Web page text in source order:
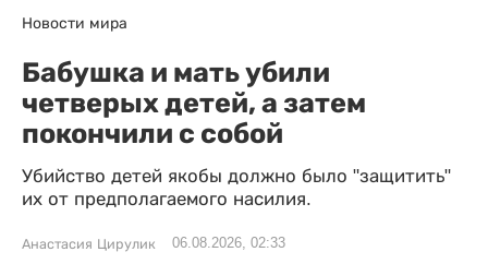
Новости мира
Бабушка и мать убили
четверых детей, а затем
покончили с собой
Убийство детей якобы должно было "защитить"
их от предполагаемого насилия.
Анастасия Цирулик 06.08.2026, 02:33